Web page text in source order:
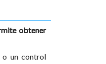
obtener
o un control